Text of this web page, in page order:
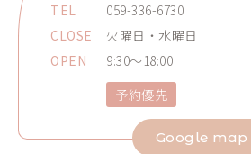
TEL
059-336-6730
CLOSE
火曜日・水曜日
OPEN
9:30～18:00
予約優先
Google map